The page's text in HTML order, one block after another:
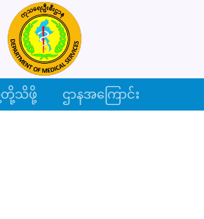
တို့သိဖို့ ဌာနအကြောင်း